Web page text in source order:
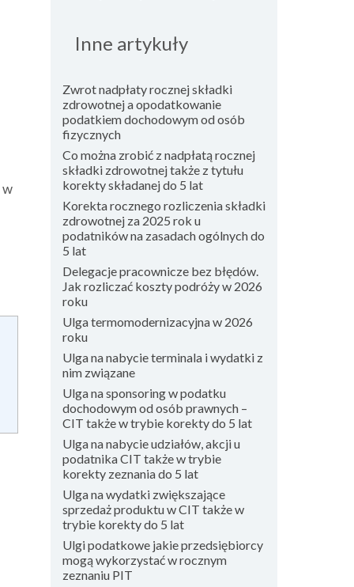
w
Inne artykuły
Zwrot nadpłaty rocznej składki
zdrowotnej a opodatkowanie
podatkiem dochodowym od osób
fizycznych
Co można zrobić z nadpłatą rocznej
składki zdrowotnej także z tytułu
korekty składanej do 5 lat
Korekta rocznego rozliczenia składki
zdrowotnej za 2025 rok u
podatników na zasadach ogólnych do
5 lat
Delegacje pracownicze bez błędów.
Jak rozliczać koszty podróży w 2026
roku
Ulga termomodernizacyjna w 2026
roku
Ulga na nabycie terminala i wydatki z
nim związane
Ulga na sponsoring w podatku
dochodowym od osób prawnych –
CIT także w trybie korekty do 5 lat
Ulga na nabycie udziałów, akcji u
podatnika CIT także w trybie
korekty zeznania do 5 lat
Ulga na wydatki zwiększające
sprzedaż produktu w CIT także w
trybie korekty do 5 lat
Ulgi podatkowe jakie przedsiębiorcy
mogą wykorzystać w rocznym
zeznaniu PIT